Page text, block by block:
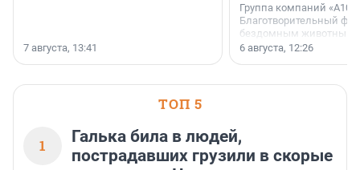
7 августа, 13:41
Группа компаний
Благотворительный
бездомным животным
заключили соглашение
6 августа, 12:26
ТОП 5
1
Галька била в людей,
пострадавших грузили в скорые